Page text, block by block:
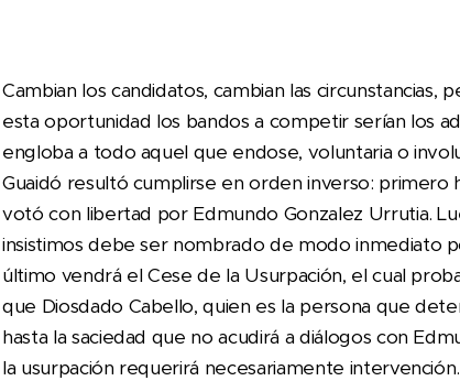
Cambian los candidatos, cambian las
esta oportunidad los bandos a competir serían los
engloba a todo aquel que endose, voluntaria o
Guaidó resultó cumplirse en orden inverso:
votó con libertad por Edmundo Gonzalez Urrutia.
insistimos debe ser nombrado de modo inmediato
último vendrá el Cese de la Usurpación, el cual
que Diosdado Cabello, quien es la persona que
hasta la saciedad que no acudirá a diálogos con
la usurpación requerirá necesariamente intervención.